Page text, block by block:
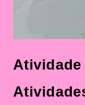
Atividade